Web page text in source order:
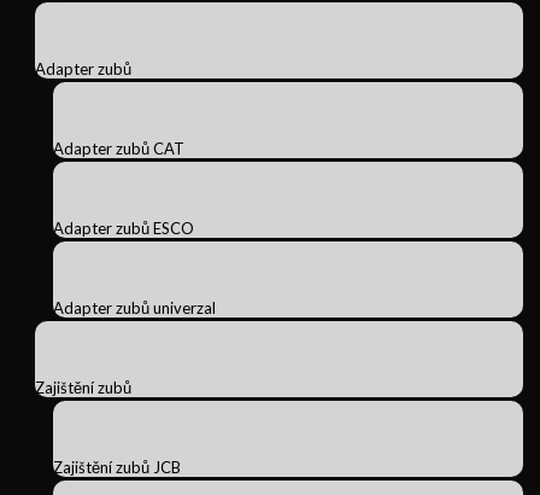
Adapter zubů
Adapter zubů CAT
Adapter zubů ESCO
Adapter zubů univerzal
Zajištění zubů
Zajištění zubů JCB